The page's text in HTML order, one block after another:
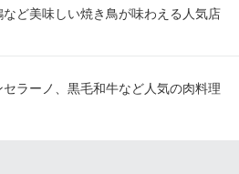
ど美味しい焼き鳥が味わえる人気店
ラーノ、黒毛和牛など人気の肉料理